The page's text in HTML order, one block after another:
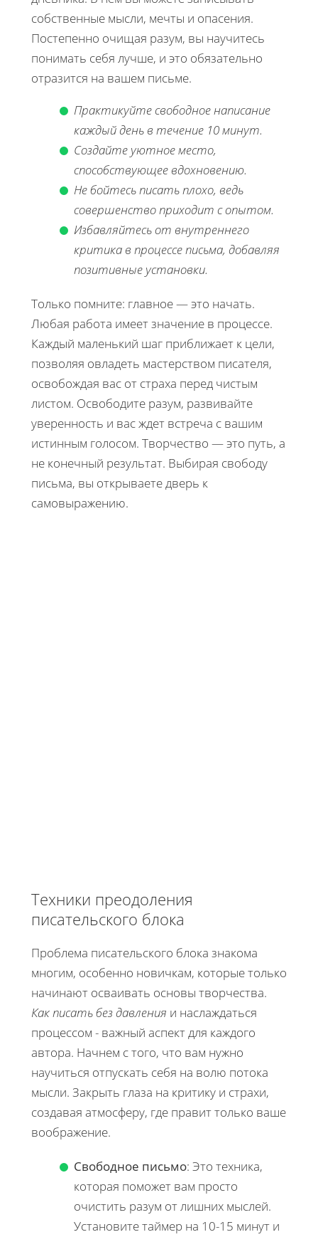
собственные мысли, мечты и опасения.
Постепенно очищая разум, вы научитесь
понимать себя лучше, и это обязательно
отразится на вашем письме.
Практикуйте свободное написание
каждый день в течение 10 минут.
Создайте уютное место,
способствующее вдохновению.
Не бойтесь писать плохо, ведь
совершенство приходит с опытом.
Избавляйтесь от внутреннего
критика в процессе письма, добавляя
позитивные установки.
Только помните: главное — это начать.
Любая работа имеет значение в процессе.
Каждый маленький шаг приближает к цели,
позволяя овладеть мастерством писателя,
освобождая вас от страха перед чистым
листом. Освободите разум, развивайте
уверенность и вас ждет встреча с вашим
истинным голосом. Творчество — это путь, а
не конечный результат. Выбирая свободу
письма, вы открываете дверь к
самовыражению.
Техники преодоления
писательского блока
Проблема писательского блока знакома
многим, особенно новичкам, которые только
начинают осваивать основы творчества.
Как писать без давления и наслаждаться
процессом - важный аспект для каждого
автора. Начнем с того, что вам нужно
научиться отпускать себя на волю потока
мысли. Закрыть глаза на критику и страхи,
создавая атмосферу, где правит только ваше
воображение.
Свободное письмо: Это техника,
которая поможет вам просто
очистить разум от лишних мыслей.
Установите таймер на 10-15 минут и